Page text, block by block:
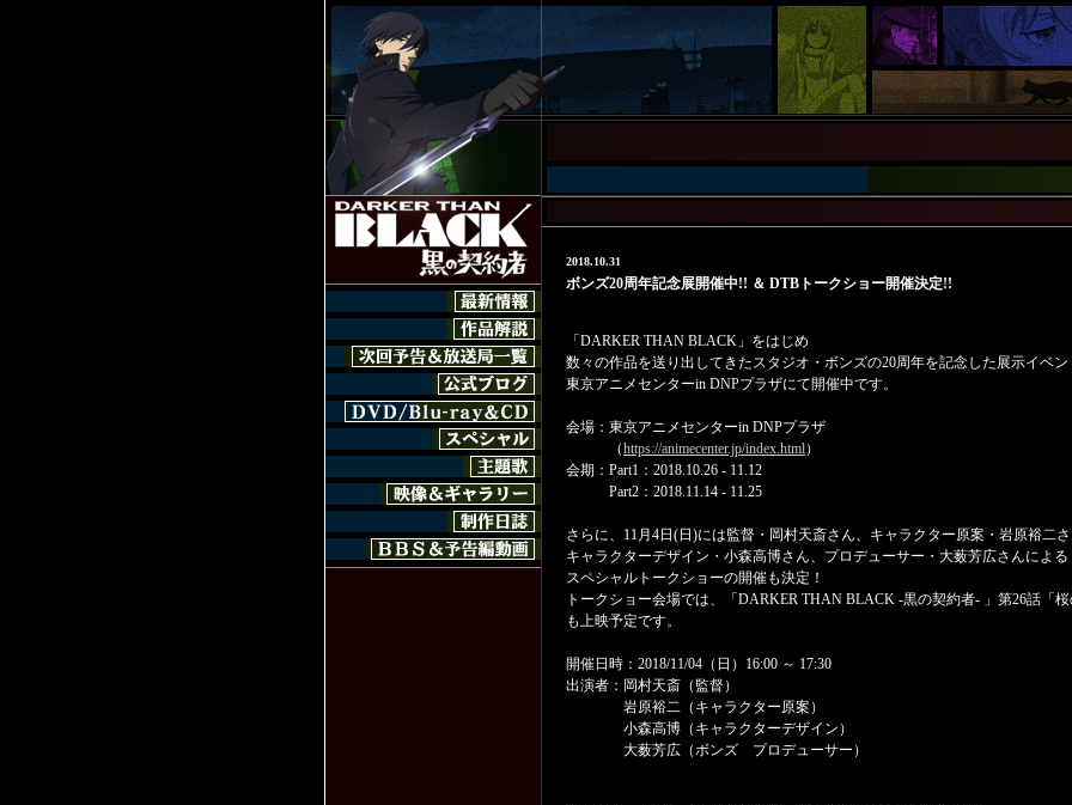
2018.10.31
ボンズ20周年記念展開催中!! ＆ DTBトークショー開催決定!!
「DARKER THAN BLACK」をはじめ
数々の作品を送り出してきたスタジオ・ボンズの20周年を記念した展示イベン
東京アニメセンターin DNPプラザにて開催中です。
会場：東京アニメセンターin DNPプラザ
（https://animecenter.jp/index.html）
会期：Part1：2018.10.26 - 11.12
Part2：2018.11.14 - 11.25
さらに、11月4日(日)には監督・岡村天斎さん、キャラクター原案・岩原裕二
キャラクターデザイン・小森高博さん、プロデューサー・大薮芳広さんによる
スペシャルトークショーの開催も決定！
トークショー会場では、「DARKER THAN BLACK -黒の契約者- 」第26話「
も上映予定です。
開催日時：2018/11/04（日）16:00 ～ 17:30
出演者：岡村天斎（監督）
岩原裕二（キャラクター原案）
小森高博（キャラクターデザイン）
大薮芳広（ボンズ プロデューサー）